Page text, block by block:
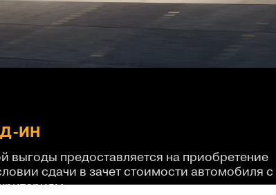
ИН
выгоды предоставляется на приобретение
сдачи в зачет стоимости автомобиля с